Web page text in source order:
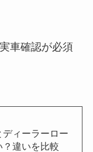
車確認が必須
ィーラーロー
？違いを比較